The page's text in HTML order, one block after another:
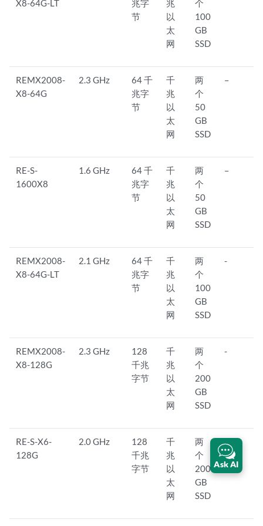
X8-64G-LT
兆字
节
兆
以
太
网
个
100
GB
SSD
REMX2008-
X8-64G
2.3 GHz
64 千
兆字
节
千
兆
以
太
网
两
个
50
GB
SSD
–
RE-S-
1600X8
1.6 GHz
64 千
兆字
节
千
兆
以
太
网
两
个
50
GB
SSD
–
REMX2008-
X8-64G-LT
2.1 GHz
64 千
兆字
节
千
兆
以
太
网
两
个
100
GB
SSD
-
REMX2008-
X8-128G
2.3 GHz
128
千兆
字节
千
兆
以
太
网
两
个
200
GB
SSD
-
RE-S-X6-
128G
2.0 GHz
128
千兆
字节
千
兆
以
太
网
两
个
200
GB
SSD
-
Ask AI